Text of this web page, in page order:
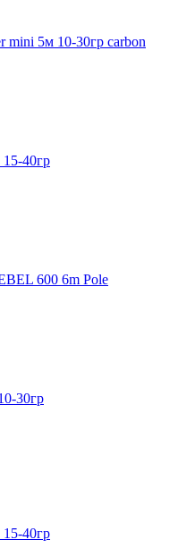
mini 5м 10-30гр carbon
40гр
600 6m Pole
30гр
40гр